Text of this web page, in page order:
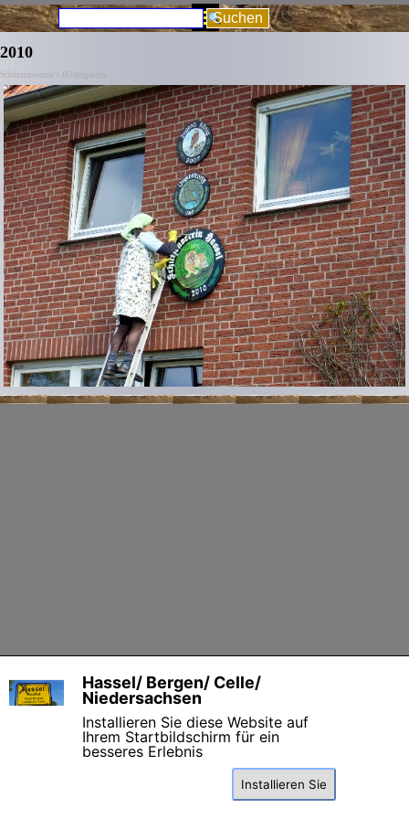
Direkt zum SeiteninhaltMenü überspringen
Suchen
2010
Schützenverein > Bildergalerie
Hassel/ Bergen/ Celle/
Niedersachsen
Installieren Sie diese Website auf
Ihrem Startbildschirm für ein
besseres Erlebnis
Installieren Sie
X